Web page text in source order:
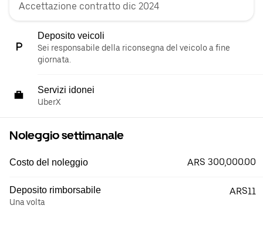
Accettazione contratto dic 2024
Deposito veicoli
Sei responsabile della riconsegna del veicolo a fine
giornata.
Servizi idonei
UberX
Noleggio settimanale
Costo del noleggio ARS 300,000.00
Deposito rimborsabile
Una volta
ARS11